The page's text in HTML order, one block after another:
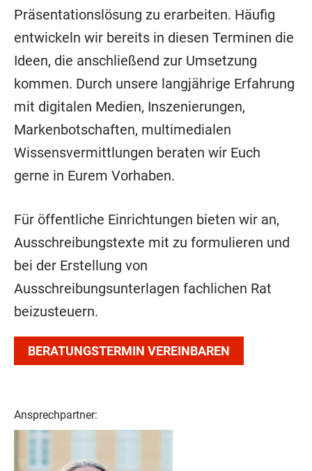
Präsentationslösung zu erarbeiten. Häufig
entwickeln wir bereits in diesen Terminen die
Ideen, die anschließend zur Umsetzung
kommen. Durch unsere langjährige Erfahrung
mit digitalen Medien, Inszenierungen,
Markenbotschaften, multimedialen
Wissensvermittlungen beraten wir Euch
gerne in Eurem Vorhaben.
Für öffentliche Einrichtungen bieten wir an,
Ausschreibungstexte mit zu formulieren und
bei der Erstellung von
Ausschreibungsunterlagen fachlichen Rat
beizusteuern.
BERATUNGSTERMIN VEREINBAREN
Ansprechpartner: